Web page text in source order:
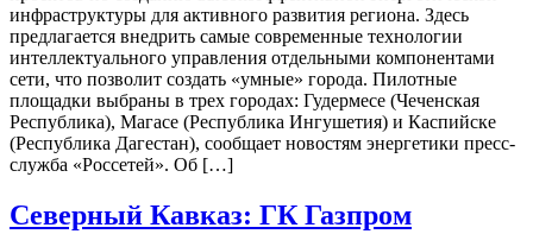
инфраструктуры для активного развития региона. Здесь
предлагается внедрить самые современные технологии
интеллектуального управления отдельными компонентами
сети, что позволит создать «умные» города. Пилотные
площадки выбраны в трех городах: Гудермесе (Чеченская
Республика), Магасе (Республика Ингушетия) и Каспийске
(Республика Дагестан), сообщает новостям энергетики пресс-
служба «Россетей». Об […]
Северный Кавказ: ГК Газпром